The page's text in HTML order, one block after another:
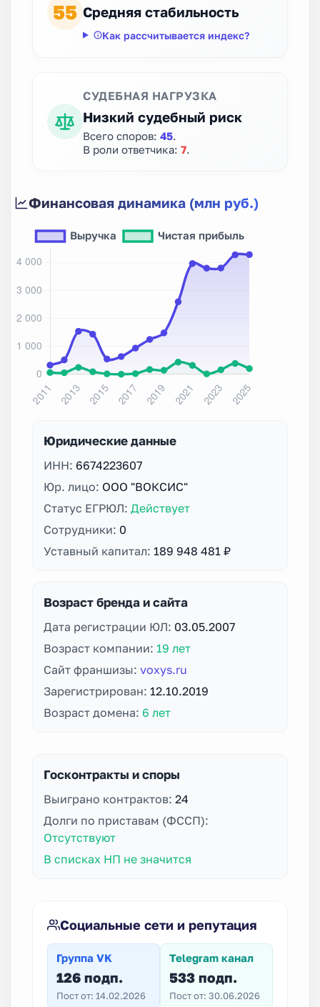
55 Средняя стабильность
Как рассчитывается индекс?
СУДЕБНАЯ НАГРУЗКА
Низкий судебный риск
Всего споров: 45
В роли ответчика: 7
Финансовая динамика (млн руб.)
Юридические данные
ИНН: 6674223607
Юр. лицо: ООО "ВОКСИС"
Статус ЕГРЮЛ: Действует
Сотрудники: 0
Уставный капитал: 189 948 481 ₽
Возраст бренда и сайта
Дата регистрации ЮЛ: 03.05.2007
Возраст компании: 19 лет
Сайт франшизы: voxys.ru
Зарегистрирован: 12.10.2019
Возраст домена: 6 лет
Госконтракты и споры
Выиграно контрактов: 24
Долги по приставам (ФССП):
Отсутствуют
В списках НП не значится
Социальные сети и репутация
Группа VK
126 подп.
Пост от: 14.02.2026
Telegram канал
533 подп.
Пост от: 30.06.2026